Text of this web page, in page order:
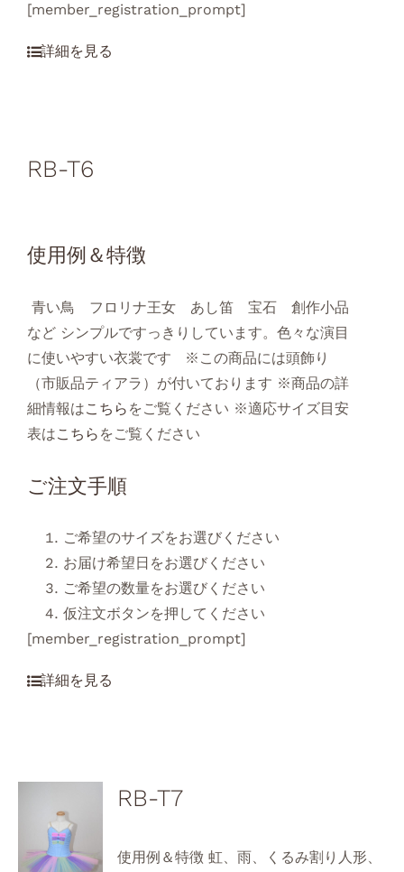
[member_registration_prompt]
RB-T6
使用例＆特徴
青い鳥 フロリナ王女 あし笛 宝石 創作小品
など シンプルですっきりしています。色々な演目
に使いやすい衣裳です ※この商品には頭飾り
（市販品ティアラ）が付いております ※商品の詳
細情報はこちら をご覧ください ※適応サイズ目安
表はこちら をご覧ください
ご注文手順
ご希望のサイズをお選びください
お届け希望日をお選びください
ご希望の数量をお選びください
仮注文ボタンを押してください
[member_registration_prompt]
RB-T7
使用例＆特徴 虹、雨、くるみ割り人形、